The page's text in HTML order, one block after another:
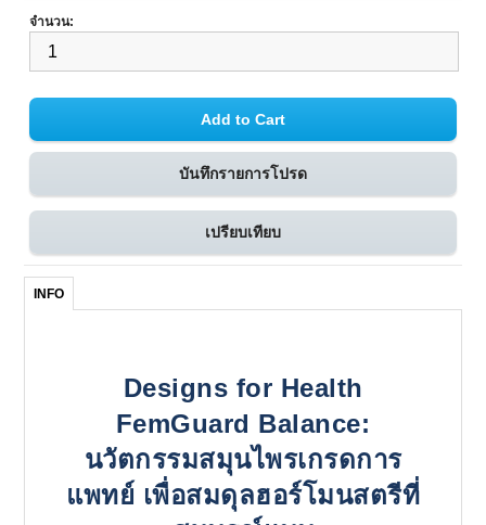
จำนวน:
บันทึกรายการโปรด
เปรียบเทียบ
INFO
Designs for Health
FemGuard Balance:
นวัตกรรมสมุนไพรเกรดการ
แพทย์ เพื่อสมดุลฮอร์โมนสตรีที่